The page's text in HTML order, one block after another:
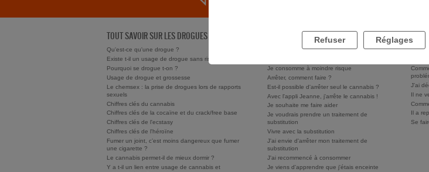
TOUT SAVOIR SUR LES DROGUES
Qu'est-ce qu'une drogue ?
Existe t-il un usage de drogue sans risque ?
Pourquoi se drogue t-on ?
Usage de drogue et grossesse
Le chemsex : la prise de drogues lors de rapports
sexuels
Chiffres clés du cannabis
Chiffres clés de la cocaïne et du crack/free base
Chiffres clés de l'ecstasy
Chiffres clés de l'héroïne
Fumer un joint, c’est moins dangereux que fumer
une cigarette ?
Le cannabis permet-il de mieux dormir ?
Y a t-il un lien entre usage de cannabis et
LES DROGUES ET VOUS
Comment savoir si j'ai un problème ?
Je consomme à moindre risque
Arrêter, comment faire ?
Est-il possible d'arrêter seul le cannabis ?
Avec l'appli Jeanne, j'arrête le cannabis !
Je souhaite me faire aider
Je voudrais prendre un traitement de
substitution
Vivre avec la substitution
J'ai envie d'arrêter mon traitement de
substitution
J'ai recommencé à consommer
Je viens d'apprendre que j'étais enceinte
LES
J'ai
Il ne
Il a
Se
Refuser Réglages